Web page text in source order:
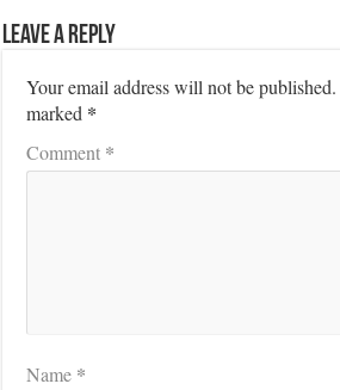
Leave a Reply
Your email address will not be published.
marked *
Comment *
Name *